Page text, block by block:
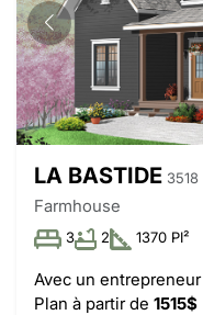
LA BASTIDE 3518
Farmhouse
3 2 1370 PI²
Avec un entrepreneur
Plan à partir de 1515$